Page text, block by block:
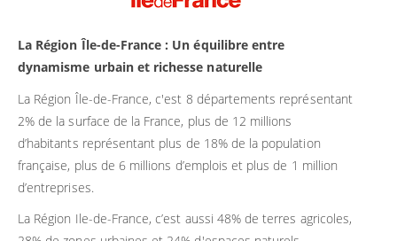
La Région Île-de-France : Un équilibre entre
dynamisme urbain et richesse naturelle
La Région Île-de-France, c'est 8 départements représentant
2% de la surface de la France, plus de 12 millions
d’habitants représentant plus de 18% de la population
française, plus de 6 millions d’emplois et plus de 1 million
d’entreprises.
La Région Ile-de-France, c’est aussi 48% de terres agricoles,